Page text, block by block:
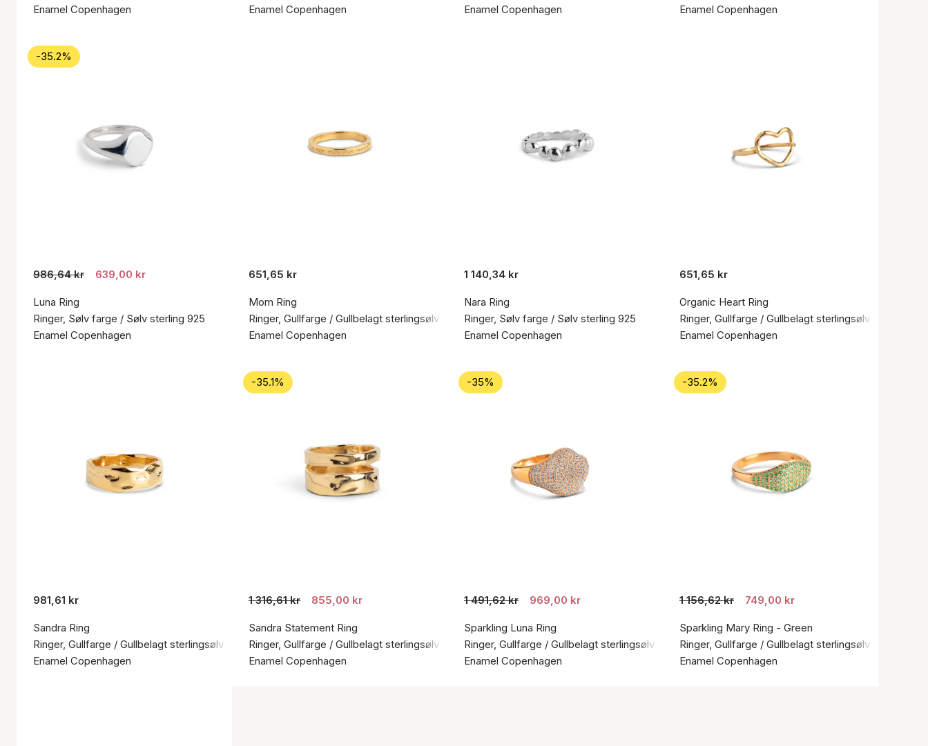
Enamel Copenhagen
Enamel Copenhagen
Enamel Copenhagen
Enamel Copenhagen
-35.2%
986,64 kr 639,00 kr
Luna Ring
Ringer, Sølv farge / Sølv sterling 925
Enamel Copenhagen
651,65 kr
Mom Ring
Ringer, Gullfarge / Gullbelagt sterlingsølv 925
Enamel Copenhagen
1 140,34 kr
Nara Ring
Ringer, Sølv farge / Sølv sterling 925
Enamel Copenhagen
651,65 kr
Organic Heart Ring
Ringer, Gullfarge / Gullbelagt sterlingsølv 925
Enamel Copenhagen
981,61 kr
Sandra Ring
Ringer, Gullfarge / Gullbelagt sterlingsølv 925
Enamel Copenhagen
-35.1%
1 316,61 kr 855,00 kr
Sandra Statement Ring
Ringer, Gullfarge / Gullbelagt sterlingsølv 925
Enamel Copenhagen
-35%
1 491,62 kr 969,00 kr
Sparkling Luna Ring
Ringer, Gullfarge / Gullbelagt sterlingsølv 925
Enamel Copenhagen
-35.2%
1 156,62 kr 749,00 kr
Sparkling Mary Ring - Green
Ringer, Gullfarge / Gullbelagt sterlingsølv 925
Enamel Copenhagen